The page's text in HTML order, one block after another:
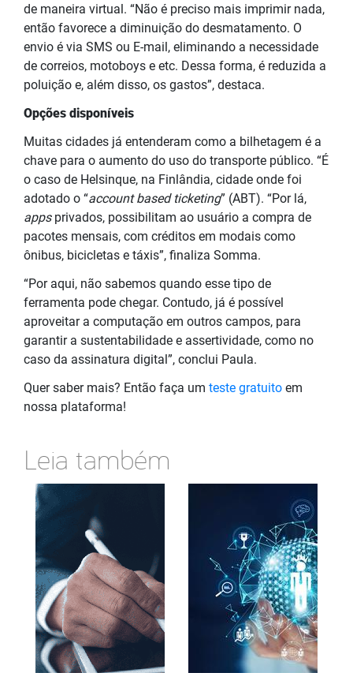
de maneira virtual. “Não é preciso mais imprimir nada,
então favorece a diminuição do desmatamento. O
envio é via SMS ou E-mail, eliminando a necessidade
de correios, motoboys e etc. Dessa forma, é reduzida a
poluição e, além disso, os gastos”, destaca.
Opções disponíveis
Muitas cidades já entenderam como a bilhetagem é a
chave para o aumento do uso do transporte público. “É
o caso de Helsinque, na Finlândia, cidade onde foi
adotado o “account based ticketing” (ABT). “Por lá,
apps privados, possibilitam ao usuário a compra de
pacotes mensais, com créditos em modais como
ônibus, bicicletas e táxis”, finaliza Somma.
“Por aqui, não sabemos quando esse tipo de
ferramenta pode chegar. Contudo, já é possível
aproveitar a computação em outros campos, para
garantir a sustentabilidade e assertividade, como no
caso da assinatura digital”, conclui Paula.
Quer saber mais? Então faça um teste gratuito em
nossa plataforma!
Leia também